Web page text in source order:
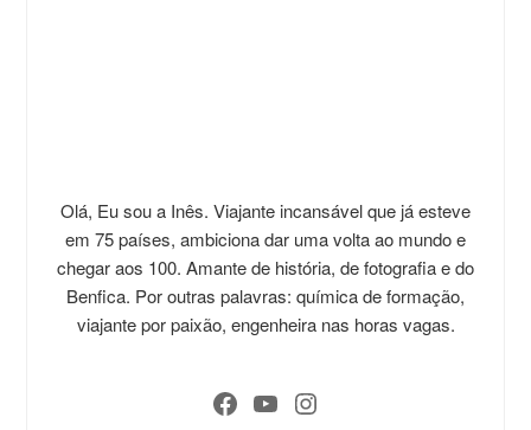
Olá, Eu sou a Inês. Viajante incansável que já esteve
em 75 países, ambiciona dar uma volta ao mundo e
chegar aos 100. Amante de história, de fotografia e do
Benfica. Por outras palavras: química de formação,
viajante por paixão, engenheira nas horas vagas.